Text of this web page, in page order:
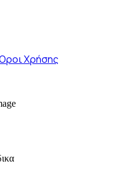
Χρήσης